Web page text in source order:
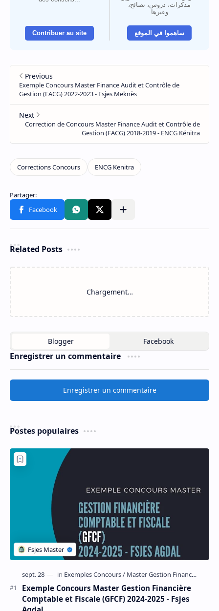
Contribuer au site
مذكرات، دروس، نصائح،
وغيرها
ساهموا في الموقع
Related Posts
Chargement…
Enregistrer un commentaire
Enregistrer un commentaire
Postes populaires
Exemple Concours Master Gestion Financière
Comptable et Fiscale (GFCF) 2024-2025 - Fsjes